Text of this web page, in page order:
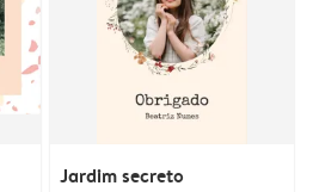
Jardim secreto